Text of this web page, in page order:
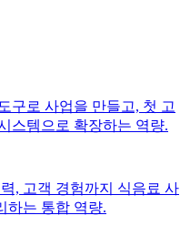
구로 사업을 만들고, 첫 고
스템으로 확장하는 역량.
, 고객 경험까지 식음료 사
하는 통합 역량.